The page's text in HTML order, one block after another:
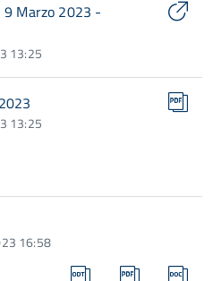
9 Marzo 2023 -
13:25
13:25
16:58